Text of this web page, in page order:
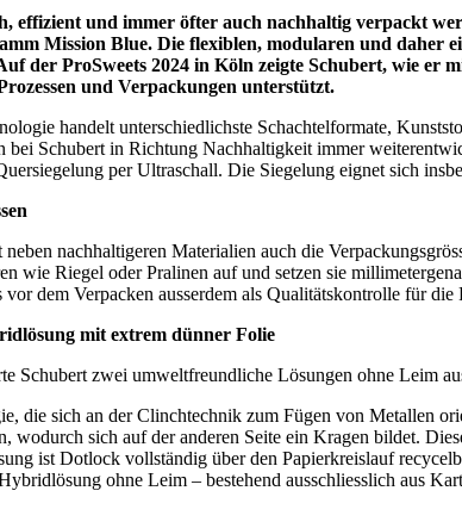
effizient und immer öfter auch nachhaltig verpackt
Mission Blue. Die flexiblen, modularen und daher
der ProSweets 2024 in Köln zeigte Schubert, wie er
und Verpackungen unterstützt.
handelt unterschiedlichste Schachtelformate,
bei Schubert in Richtung Nachhaltigkeit immer
per Ultraschall. Die Siegelung eignet sich
nachhaltigeren Materialien auch die
wie Riegel oder Pralinen auf und setzen sie
dem Verpacken ausserdem als Qualitätskontrolle für die
mit extrem dünner Folie
Schubert zwei umweltfreundliche Lösungen ohne Leim
die sich an der Clinchtechnik zum Fügen von Metallen
wodurch sich auf der anderen Seite ein Kragen bildet.
ist Dotlock vollständig über den Papierkreislauf
ohne Leim – bestehend ausschliesslich aus